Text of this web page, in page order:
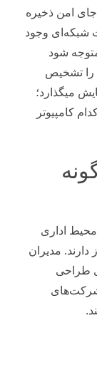
جای امن ذخیره
شبکه‌ای وجود
شود
را تشخیص
میگذارد؛
کامپیوتر
اداری
مدیران
طراحی
شرکت‌های